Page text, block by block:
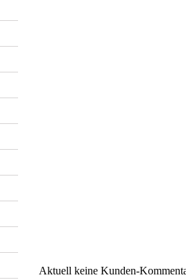
Aktuell keine Kunden-